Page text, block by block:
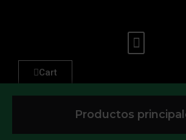
Menu
Cart
Productos